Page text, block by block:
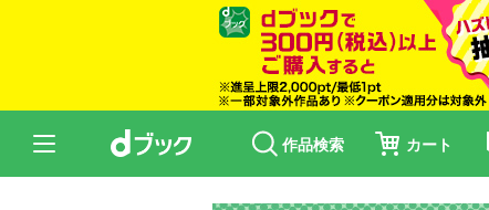
作品検索 カート